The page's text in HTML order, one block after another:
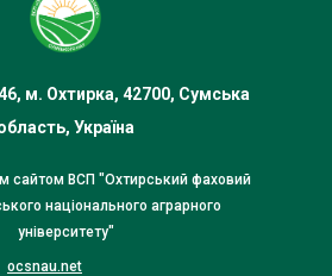
м. Охтирка, 42700, Сумська
Україна
сайтом ВСП "Охтирський фаховий
національного аграрного
університету"
ocsnau.net